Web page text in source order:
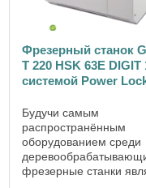
Фрезерный станок
Т 220 HSK 63E DIGIT
системой Power
Будучи самым
распространённым
оборудованием среди
фрезерные станки